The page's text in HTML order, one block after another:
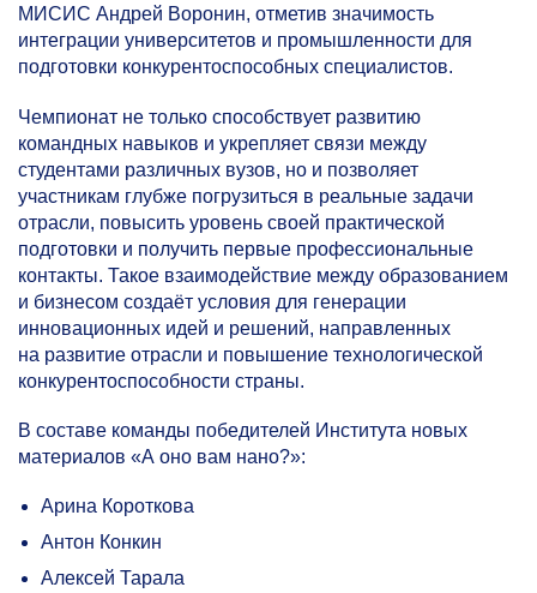
МИСИС Андрей Воронин, отметив значимость
интеграции университетов и промышленности для
подготовки конкурентоспособных специалистов.
Чемпионат не только способствует развитию
командных навыков и укрепляет связи между
студентами различных вузов, но и позволяет
участникам глубже погрузиться в реальные задачи
отрасли, повысить уровень своей практической
подготовки и получить первые профессиональные
контакты. Такое взаимодействие между образованием
и бизнесом создаёт условия для генерации
инновационных идей и решений, направленных
на развитие отрасли и повышение технологической
конкурентоспособности страны.
В составе команды победителей Института новых
материалов «А оно вам нано?»:
Арина Короткова
Антон Конкин
Алексей Тарала